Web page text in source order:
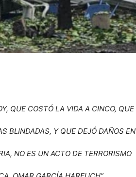
QUE COSTÓ LA VIDA A CINCO, QUE
BLINDADAS, Y QUE DEJÓ DAÑOS EN
NO ES UN ACTO DE TERRORISMO